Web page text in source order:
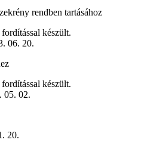
rendben tartásához
készült.
06. 20.
készült.
05. 02.
20.